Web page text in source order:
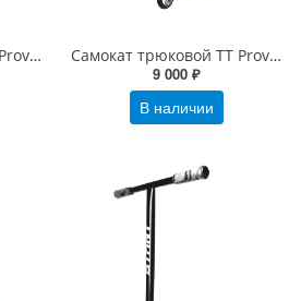
Самокат трюковой TT Provokator 45 зеленый-черный
Самокат трюковой TT Provokator 50 зеленый-черный
9 000 ₽
В наличии